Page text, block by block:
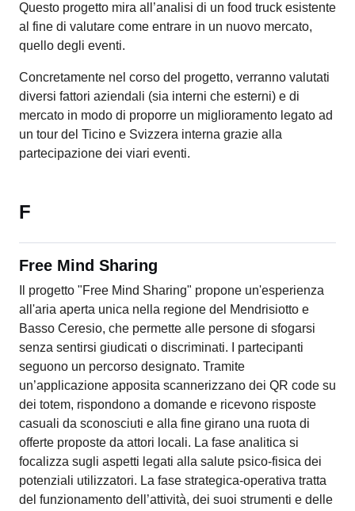
Questo progetto mira all’analisi di un food truck esistente
al fine di valutare come entrare in un nuovo mercato,
quello degli eventi.
Concretamente nel corso del progetto, verranno valutati
diversi fattori aziendali (sia interni che esterni) e di
mercato in modo di proporre un miglioramento legato ad
un tour del Ticino e Svizzera interna grazie alla
partecipazione dei viari eventi.
F
Free Mind Sharing
Il progetto "Free Mind Sharing" propone un'esperienza
all'aria aperta unica nella regione del Mendrisiotto e
Basso Ceresio, che permette alle persone di sfogarsi
senza sentirsi giudicati o discriminati. I partecipanti
seguono un percorso designato. Tramite
un’applicazione apposita scannerizzano dei QR code su
dei totem, rispondono a domande e ricevono risposte
casuali da sconosciuti e alla fine girano una ruota di
offerte proposte da attori locali. La fase analitica si
focalizza sugli aspetti legati alla salute psico-fisica dei
potenziali utilizzatori. La fase strategica-operativa tratta
del funzionamento dell’attività, dei suoi strumenti e delle